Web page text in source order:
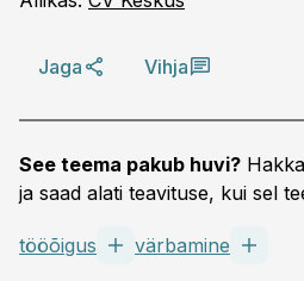
Jaga Vihja
See teema pakub huvi?
ja saad alati teavituse, kui sel
tööõigus värbamine